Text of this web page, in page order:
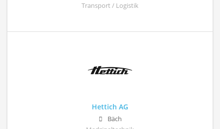
Transport / Logistik
Hettich AG
Bäch